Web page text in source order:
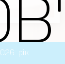
рік